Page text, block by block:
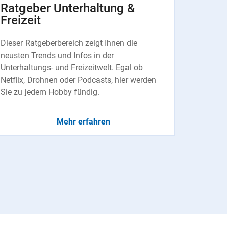
Ratgeber Unterhaltung &
Freizeit
Dieser Ratgeberbereich zeigt Ihnen die
neusten Trends und Infos in der
Unterhaltungs- und Freizeitwelt. Egal ob
Netflix, Drohnen oder Podcasts, hier werden
Sie zu jedem Hobby fündig.
Mehr erfahren